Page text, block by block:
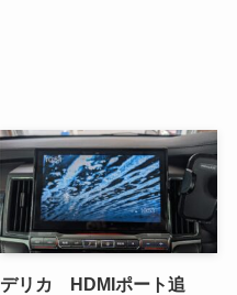
デリカ HDMIポート追